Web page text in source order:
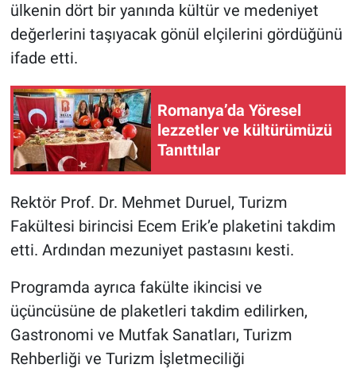
ülkenin dört bir yanında kültür ve medeniyet
değerlerini taşıyacak gönül elçilerini gördüğünü
ifade etti.
Romanya’da Yöresel
lezzetler ve kültürümüzü
Tanıttılar
Rektör Prof. Dr. Mehmet Duruel, Turizm
Fakültesi birincisi Ecem Erik’e plaketini takdim
etti. Ardından mezuniyet pastasını kesti.
Programda ayrıca fakülte ikincisi ve
üçüncüsüne de plaketleri takdim edilirken,
Gastronomi ve Mutfak Sanatları, Turizm
Rehberliği ve Turizm İşletmeciliği